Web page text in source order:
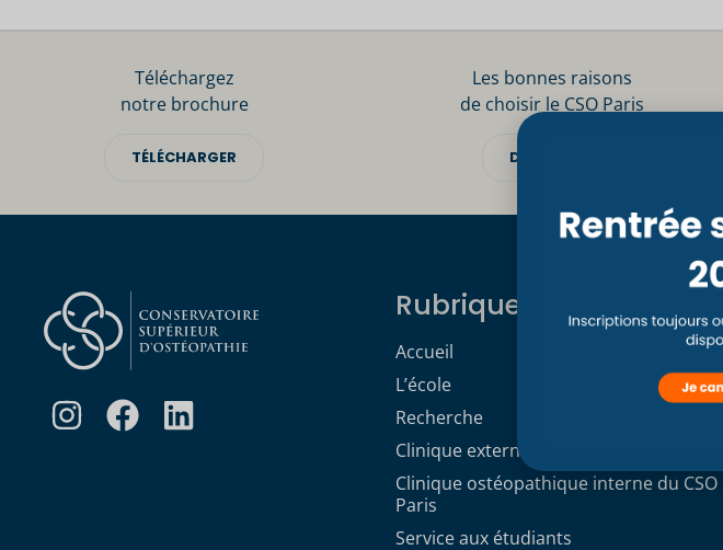
Téléchargez
notre brochure
TÉLÉCHARGER
Les bonnes raisons
de choisir le CSO Paris
DÉCOUVRIR
Rubriques
Accueil
L’école
Recherche
Clinique externe
Clinique ostéopathique interne du CSO
Paris
Service aux étudiants